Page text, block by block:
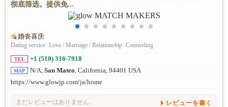
彻底筛选。提供免...
婚丧喜庆
Dating service/Love / Marriage / Relationship/Counseling
TEL +1 (510) 316-7918
MAP N/A, San Mateo, California, 94401 USA
https://www.glowjp.com/ja/home
まだレビューはありません。 レビューを書く